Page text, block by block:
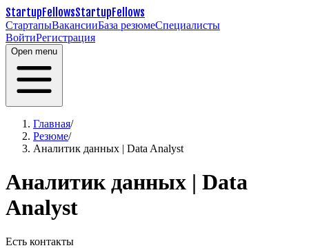
StartupFellowsStartupFellows
СтартапыВакансииБаза резюмеСпециалисты
ВойтиРегистрация
Open menu
Главная/
Резюме/
Аналитик данных | Data Analyst
Аналитик данных | Data
Analyst
Есть контакты